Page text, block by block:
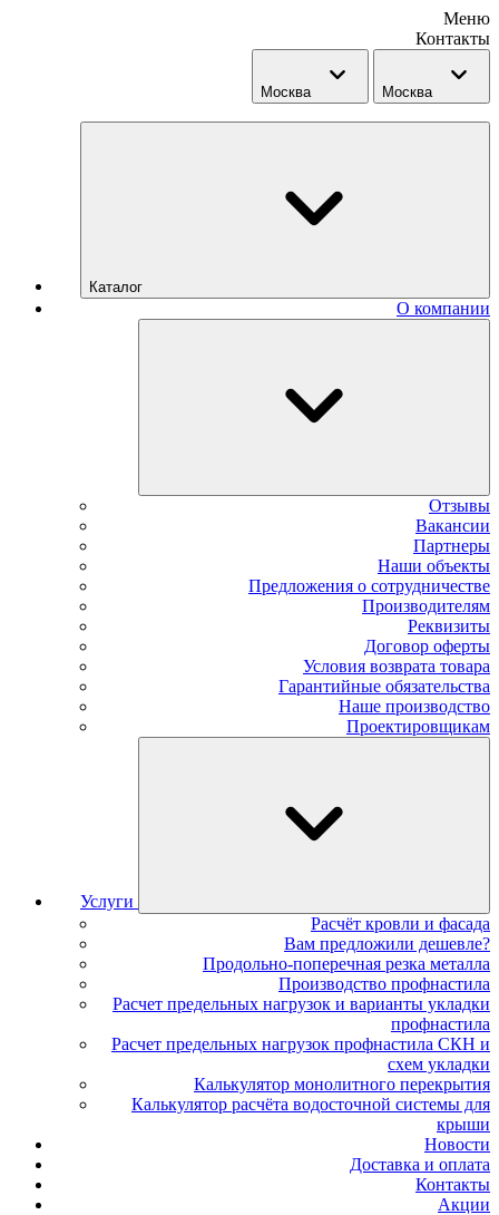
Меню
Контакты
Москва Москва
Каталог
О компании
Отзывы
Вакансии
Партнеры
Наши объекты
Предложения о сотрудничестве
Производителям
Реквизиты
Договор оферты
Условия возврата товара
Гарантийные обязательства
Наше производство
Проектировщикам
Услуги
Расчёт кровли и фасада
Вам предложили дешевле?
Продольно-поперечная резка металла
Производство профнастила
Расчет предельных нагрузок и варианты укладки
профнастила
Расчет предельных нагрузок профнастила СКН и
схем укладки
Калькулятор монолитного перекрытия
Калькулятор расчёта водосточной системы для
крыши
Новости
Доставка и оплата
Контакты
Акции